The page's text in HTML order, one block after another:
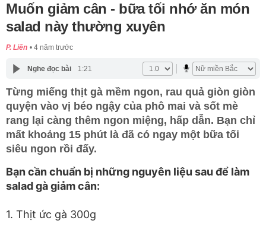
Muốn giảm cân - bữa tối nhớ ăn món
salad này thường xuyên
P. Liên 4 năm trước
Nghe đọc bài 1:21
Từng miếng thịt gà mềm ngon, rau quả giòn giòn
quyện vào vị béo ngậy của phô mai và sốt mè
rang lại càng thêm ngon miệng, hấp dẫn. Bạn chỉ
mất khoảng 15 phút là đã có ngay một bữa tối
siêu ngon rồi đấy.
Bạn cần chuẩn bị những nguyên liệu sau để làm
salad gà giảm cân:
1. Thịt ức gà 300g